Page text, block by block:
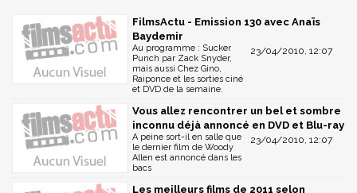
FilmsActu - Emission 130 avec Anaïs
Baydemir
23/04/2010, 12:07
Au programme : Sucker
Punch par Zack Snyder,
mais aussi Chez Gino,
Raiponce et les sorties ciné
et DVD de la semaine.
Vous allez rencontrer un bel et sombre
inconnu déjà annoncé en DVD et Blu-ray
23/04/2010, 12:07
A peine sort-il en salle que
le dernier film de Woody
Allen est annoncé dans les
bacs
Les meilleurs films de 2011 selon